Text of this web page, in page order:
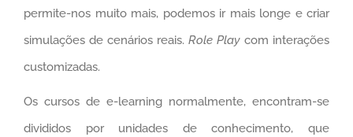
permite-nos muito mais, podemos ir mais longe e criar
simulações de cenários reais. Role Play com interações
customizadas.
Os cursos de e-learning normalmente, encontram-se
divididos por unidades de conhecimento, que